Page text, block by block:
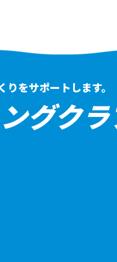
をサポートします。
グク